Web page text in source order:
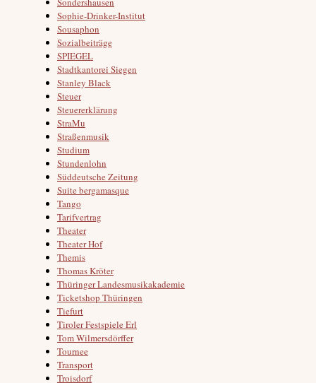
Sophie-Drinker-Institut
Sousaphon
Sozialbeiträge
SPIEGEL
Stadtkantorei Siegen
Stanley Black
Steuer
Steuererklärung
StraMu
Straßenmusik
Studium
Stundenlohn
Süddeutsche Zeitung
Suite bergamasque
Tango
Tarifvertrag
Theater
Theater Hof
Themis
Thomas Kröter
Thüringer Landesmusikakademie
Ticketshop Thüringen
Tiefurt
Tiroler Festspiele Erl
Tom Wilmersdörffer
Tournee
Transport
Troisdorf